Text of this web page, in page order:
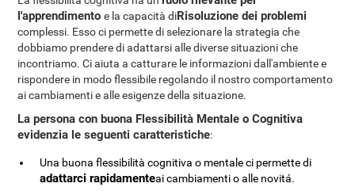
l'apprendimentoe la capacità diRisoluzione dei problemi
complessi. Esso ci permette di selezionare la strategia che
dobbiamo prendere di adattarsi alle diverse situazioni che
incontriamo. Ci aiuta a catturare le informazioni dall'ambiente e
rispondere in modo flessibile regolando il nostro comportamento
ai cambiamenti e alle esigenze della situazione.
La persona con buona Flessibilità Mentale o Cognitiva
evidenzia le seguenti caratteristiche:
Una buona flessibilità cognitiva o mentale ci permette di
adattarci rapidamenteai cambiamenti o alle novitá.